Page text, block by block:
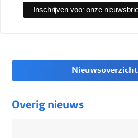
Nieuwsoverzicht
Overig nieuws